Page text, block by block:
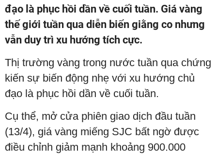
đạo là phục hồi dần về cuối tuần. Giá vàng
thế giới tuần qua diễn biến giằng co nhưng
vẫn duy trì xu hướng tích cực.
Thị trường vàng trong nước tuần qua chứng
kiến sự biến động nhẹ với xu hướng chủ
đạo là phục hồi dần về cuối tuần.
Cụ thể, mở cửa phiên giao dịch đầu tuần
(13/4), giá vàng miếng SJC bất ngờ được
điều chỉnh giảm mạnh khoảng 900.000